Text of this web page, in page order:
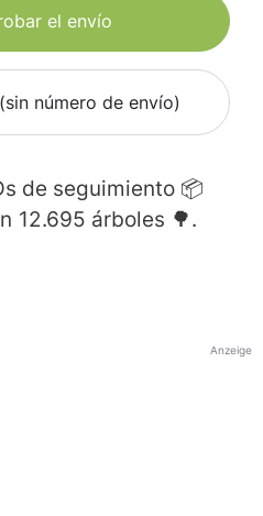
el envío
número de envío)
de seguimiento 📦
12.695 árboles 🌳.
Anzeige